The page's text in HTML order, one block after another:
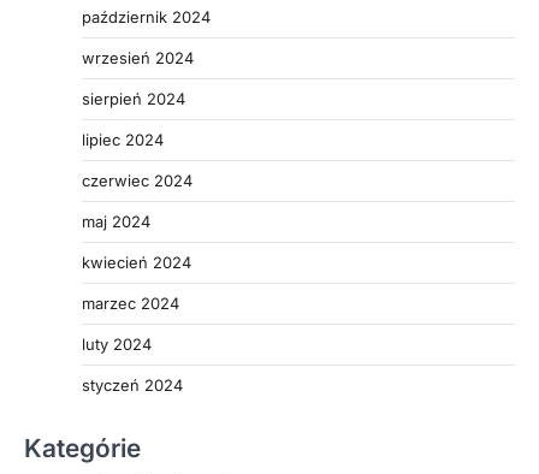
październik 2024
wrzesień 2024
sierpień 2024
lipiec 2024
czerwiec 2024
maj 2024
kwiecień 2024
marzec 2024
luty 2024
styczeń 2024
Kategórie